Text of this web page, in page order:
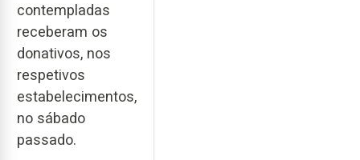
contempladas
receberam os
donativos, nos
respetivos
estabelecimentos,
no sábado
passado.